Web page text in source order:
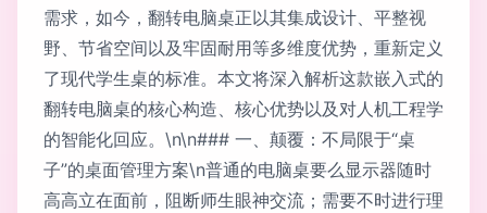
需求，如今，翻转电脑桌正以其集成设计、平整视
野、节省空间以及牢固耐用等多维度优势，重新定义
了现代学生桌的标准。本文将深入解析这款嵌入式的
翻转电脑桌的核心构造、核心优势以及对人机工程学
的智能化回应。\n\n### 一、颠覆：不局限于“桌
子”的桌面管理方案\n普通的电脑桌要么显示器随时
高高立在面前，阻断师生眼神交流；需要不时进行理